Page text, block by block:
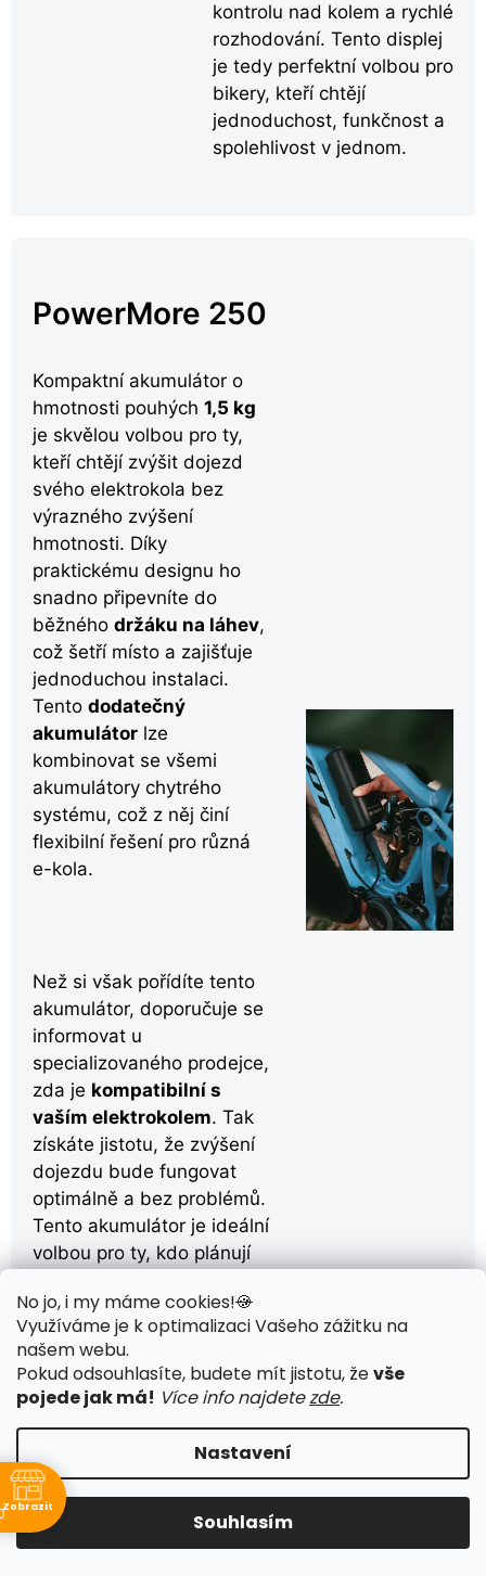
No jo, i my máme cookies!🍪
Využíváme je k optimalizaci Vašeho zážitku na
našem webu.
Pokud odsouhlasíte, budete mít jistotu, ževše
pojede jak má! Více info najdetezde.
Nastavení
Souhlasím
kontrolu nad kolem a rychlé
rozhodování. Tento displej
je tedy perfektní volbou pro
bikery, kteří chtějí
jednoduchost, funkčnost a
spolehlivost v jednom.
PowerMore 250
Kompaktní akumulátor o
hmotnosti pouhých 1,5 kg
je skvělou volbou pro ty,
kteří chtějí zvýšit dojezd
svého elektrokola bez
výrazného zvýšení
hmotnosti. Díky
praktickému designu ho
snadno připevníte do
běžného držáku na láhev,
což šetří místo a zajišťuje
jednoduchou instalaci.
Tento dodatečný
akumulátor lze
kombinovat se všemi
akumulátory chytrého
systému, což z něj činí
flexibilní řešení pro různá
e-kola.
Než si však pořídíte tento
akumulátor, doporučuje se
informovat u
specializovaného prodejce,
zda je kompatibilní s
vaším elektrokolem. Tak
získáte jistotu, že zvýšení
dojezdu bude fungovat
optimálně a bez problémů.
Tento akumulátor je ideální
volbou pro ty, kdo plánují
jistotu, že jim nedojde
energie na cestě zpět.
Vlastní jízdní
režimy
Zobrazit